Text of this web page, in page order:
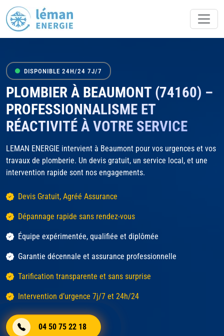
DISPONIBLE 24H/24 7J/7
PLOMBIER À BEAUMONT (74160) –
PROFESSIONNALISME ET
RÉACTIVITÉ À VOTRE SERVICE
LEMAN ENERGIE intervient à Beaumont pour vos urgences et vos
travaux de plomberie. Un devis gratuit, un service local, et une
intervention rapide sont nos engagements.
Devis Gratuit, Agréé Assurance
Dépannage rapide sans rendez-vous
Équipe expérimentée, qualifiée et diplômée
Garantie décennale et assurance professionnelle
Tarification transparente et sans surprise
Intervention d’urgence 7j/7 et 24h/24
04 50 75 22 18